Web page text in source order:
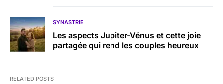
SYNASTRIE
Les aspects Jupiter-Vénus et cette joie
partagée qui rend les couples heureux
RELATED POSTS